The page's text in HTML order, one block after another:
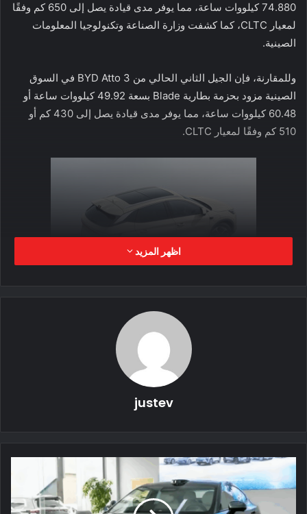
74.880 كيلووات ساعة، مما يوفر مدى قيادة يصل إلى 650 كم وفقًا
لمعيار CLTC، كما كشفت وزارة الصناعة وتكنولوجيا المعلومات
الصينية.
وللمقارنة، فإن الجيل الثاني الحالي من BYD Atto 3 في السوق
الصينية مزود بحزمة بطارية Blade بسعة 49.92 كيلووات ساعة أو
60.48 كيلووات ساعة، مما يوفر مدى قيادة يصل إلى 430 كم أو
510 كم وفقًا لمعيار CLTC.
في وقت سابق، كشفت وزارة الصناعة وتكنولوجيا المعلومات
الصينية أن سيارة BYD Atto 3 المحدثة ستكون مجهزة بمحرك
(الطول/العرض/الارتفاع)، مع قاعدة عجلات تبلغ 2720 ملم.
اظهر المزيد
justev